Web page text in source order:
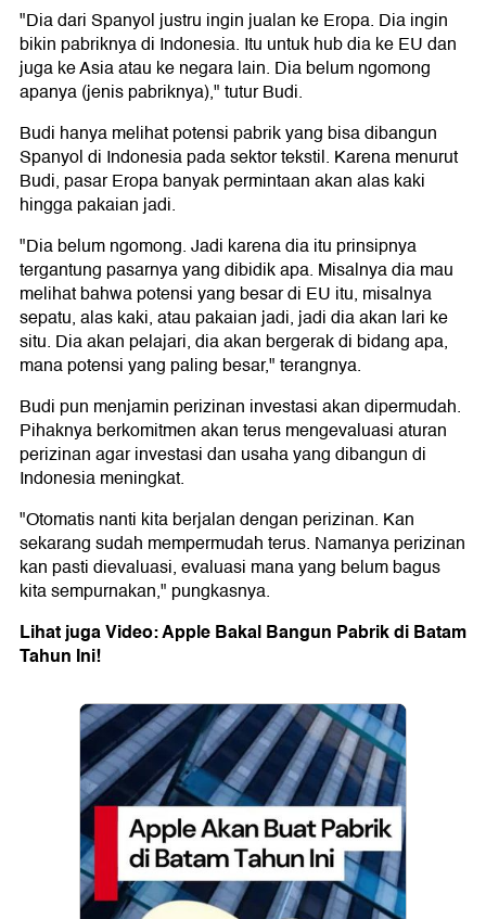
"Dia dari Spanyol justru ingin jualan ke Eropa. Dia ingin
bikin pabriknya di Indonesia. Itu untuk hub dia ke EU dan
juga ke Asia atau ke negara lain. Dia belum ngomong
apanya (jenis pabriknya)," tutur Budi.
Budi hanya melihat potensi pabrik yang bisa dibangun
Spanyol di Indonesia pada sektor tekstil. Karena menurut
Budi, pasar Eropa banyak permintaan akan alas kaki
hingga pakaian jadi.
"Dia belum ngomong. Jadi karena dia itu prinsipnya
tergantung pasarnya yang dibidik apa. Misalnya dia mau
melihat bahwa potensi yang besar di EU itu, misalnya
sepatu, alas kaki, atau pakaian jadi, jadi dia akan lari ke
situ. Dia akan pelajari, dia akan bergerak di bidang apa,
mana potensi yang paling besar," terangnya.
Budi pun menjamin perizinan investasi akan dipermudah.
Pihaknya berkomitmen akan terus mengevaluasi aturan
perizinan agar investasi dan usaha yang dibangun di
Indonesia meningkat.
"Otomatis nanti kita berjalan dengan perizinan. Kan
sekarang sudah mempermudah terus. Namanya perizinan
kan pasti dievaluasi, evaluasi mana yang belum bagus
kita sempurnakan," pungkasnya.
Lihat juga Video: Apple Bakal Bangun Pabrik di Batam
Tahun Ini!